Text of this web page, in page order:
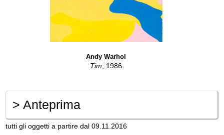
Andy Warhol
Tim, 1986
>Anteprima
tutti gli oggetti a partire dal 09.11.2016